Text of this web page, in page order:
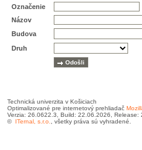
Označenie
Názov
Budova
Druh
Technická univerzita v Košiciach
Optimalizované pre internetový prehliadač
Verzia: 26.0622.3, Build: 22.06.2026, Release:
© ITernal, s.r.o. , všetky práva sú vyhradené.